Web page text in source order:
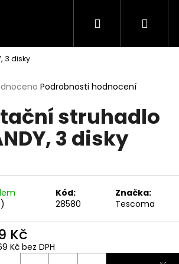
Hledat
3 disky
Podrobnosti hodnocení
struhadlo
3 disky
Kód:
28580
Značka:
Tescoma
Kč
Kč bez DPH